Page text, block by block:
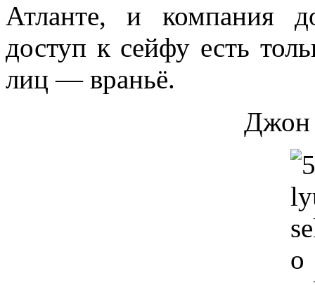
Атланте, и компания
доступ к сейфу есть
лиц — враньё.
Джон